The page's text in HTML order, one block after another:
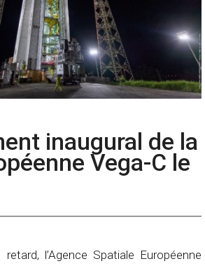
inaugural de la
Vega-C le
l’Agence Spatiale Européenne